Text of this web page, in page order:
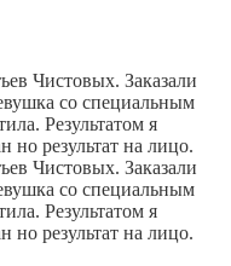
Чистовых. Заказали
со специальным
Результатом я
но результат на лицо.
Чистовых. Заказали
со специальным
Результатом я
но результат на лицо.